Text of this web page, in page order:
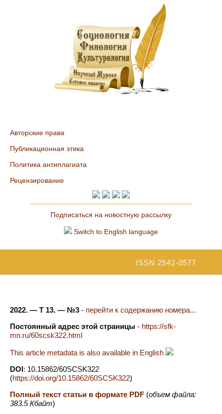
Авторские права
Публикационная этика
Политика антиплагиата
Рецензирование
Подписаться на новостную рассылку
Switch to English language
ISSN 2542-0577
2022. — Т 13. — №3 - перейти к содержанию номера...
Постоянный адрес этой страницы - https://sfk-
mn.ru/60scsk322.html
This article metadata is also available in English
DOI : 10.15862/60SCSK322
(https://doi.org/10.15862/60SCSK322)
Полный текст статьи в формате PDF (объем файла:
383.5 Кбайт)